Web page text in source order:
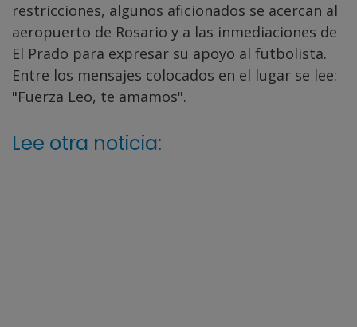
restricciones, algunos aficionados se acercan al
aeropuerto de Rosario y a las inmediaciones de
El Prado para expresar su apoyo al futbolista.
Entre los mensajes colocados en el lugar se lee:
"Fuerza Leo, te amamos".
Lee otra noticia: